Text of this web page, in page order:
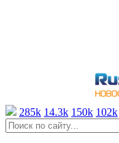
285k 14.3k 150k 102k